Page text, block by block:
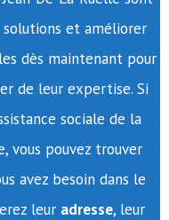
et améliorer
dès maintenant pour
de leur expertise. Si
sociale de la
vous pouvez trouver
avez besoin dans le
leur adresse, leur